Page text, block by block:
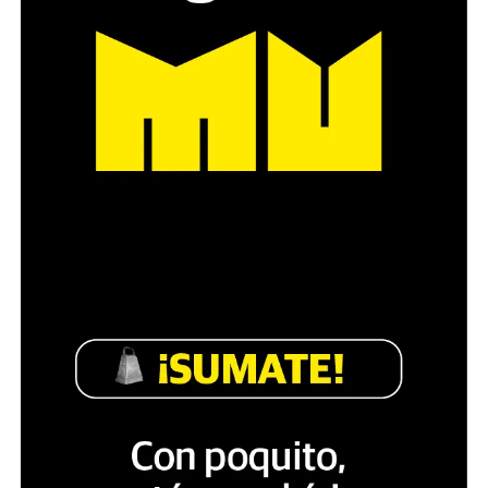
mamá de Lucía Pérez
“Estamos como el día 1”. La frase de la madre de la joven
asesinada en 2016 remite a aquel año: cuando
asesinado a su hija, hasta hoy, dos juicios después, pues la
impunidad sigue consagrada. De motivar el Primer Paro